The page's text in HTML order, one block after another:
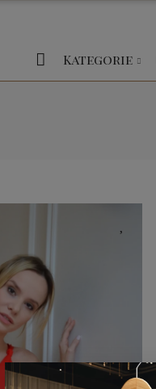
Kategorie